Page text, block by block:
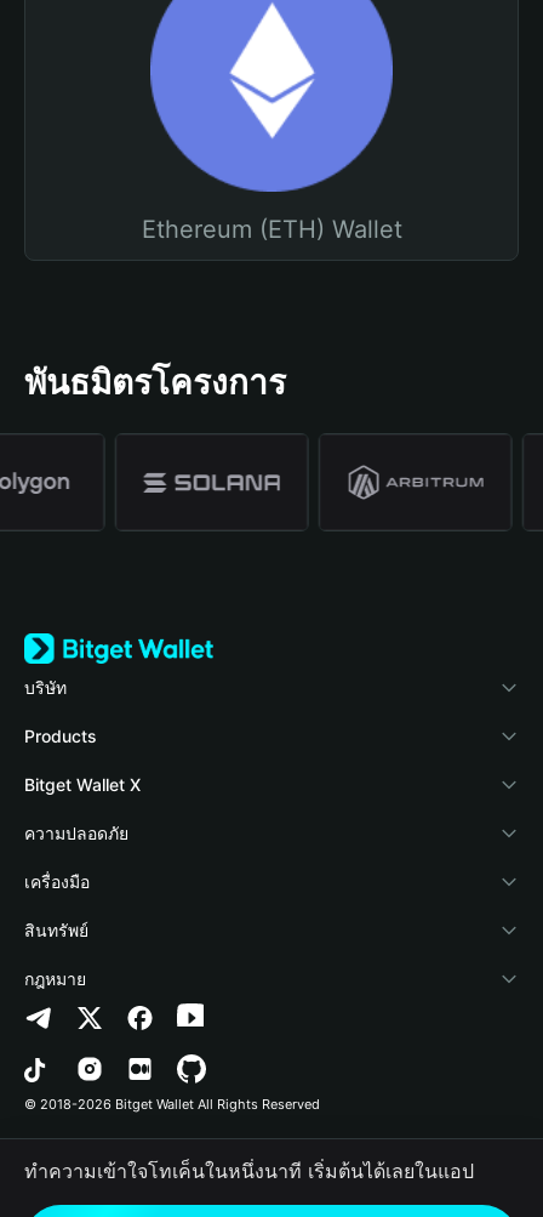
Ethereum (ETH) Wallet
พันธมิตรโครงการ
บริษัท
เกี่ยวกับ Bitget Wallet
Blog
Academy
ข่าวสารด้านคริปโต
ศูนย์ช่วยเหลือ
ติดต่อเรา
ทรัพยากรข้อมูลของแบรนด์
อาชีพ
Products
Crypto Card
Stablecoin Earn
Payfi Crypto
Crypto Swap API
Altcoin Season Index
Prediction Markets
DApp
RWA
Bitget Wallet X
นักพัฒนา
เชื่อมต่อ Wallet
Bitget Wallet Pay
ลิสต์โปรเจกต์
ความปลอดภัย
Protection Fund
เทคโนโลยีความปลอดภัย
เครื่องมือ
ซื้อคริปโต
การตรวจจับการอนุญาต
การตรวจจับสัญญา
การโอนเป็นชุด
สินทรัพย์
Arbitrum
Avalanche
Bitcoin
Polygon
กฎหมาย
นโยบายความเป็นส่วนตัว
ข้อตกลงในการใช้บริการ
© 2018-2026 Bitget Wallet All Rights Reserved
ทำความเข้าใจโทเค็นในหนึ่งนาที เริ่มต้นได้เลยในแอป